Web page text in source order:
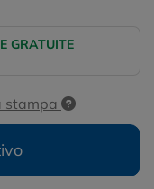
GRATUITE
stampa